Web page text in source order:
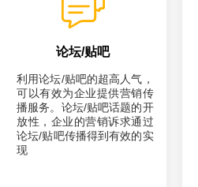
论坛/贴吧
利用论坛/贴吧的超高人气，
可以有效为企业提供营销传
播服务。论坛/贴吧话题的开
放性，企业的营销诉求通过
论坛/贴吧传播得到有效的实
现